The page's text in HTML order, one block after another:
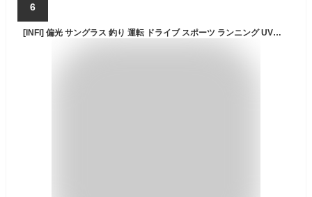
6
[INFI] 偏光 サングラス 釣り 運転 ドライブ スポーツ ランニング UVカット メンズ レディース グラディエント ブラックフレーム スモークレンズ ブルーミラー デザイナーズモデル (マットトータス・ブラウンレンズ)